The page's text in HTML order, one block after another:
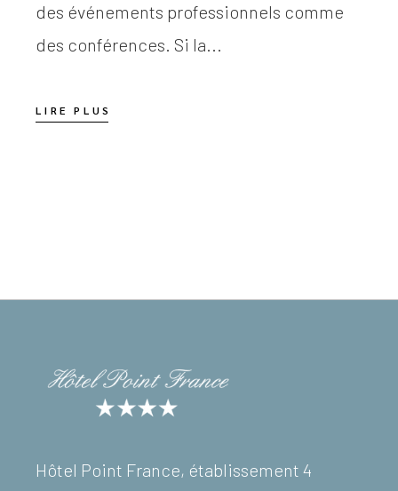
des événements professionnels comme
des conférences. Si la...
LIRE PLUS
Hôtel Point France, établissement 4